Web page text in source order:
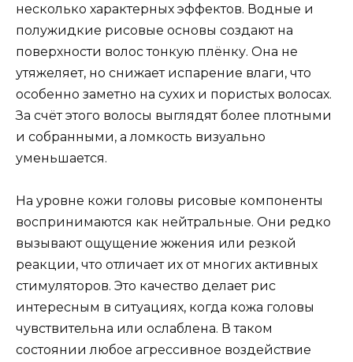
несколько характерных эффектов. Водные и
полужидкие рисовые основы создают на
поверхности волос тонкую плёнку. Она не
утяжеляет, но снижает испарение влаги, что
особенно заметно на сухих и пористых волосах.
За счёт этого волосы выглядят более плотными
и собранными, а ломкость визуально
уменьшается.
На уровне кожи головы рисовые компоненты
воспринимаются как нейтральные. Они редко
вызывают ощущение жжения или резкой
реакции, что отличает их от многих активных
стимуляторов. Это качество делает рис
интересным в ситуациях, когда кожа головы
чувствительна или ослаблена. В таком
состоянии любое агрессивное воздействие